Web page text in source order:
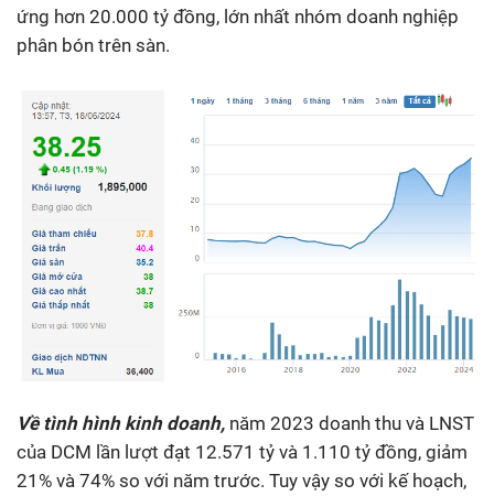
ứng hơn 20.000 tỷ đồng, lớn nhất nhóm doanh nghiệp
phân bón trên sàn.
Về tình hình kinh doanh, năm 2023 doanh thu và LNST
của DCM lần lượt đạt 12.571 tỷ và 1.110 tỷ đồng, giảm
21% và 74% so với năm trước. Tuy vậy so với kế hoạch,